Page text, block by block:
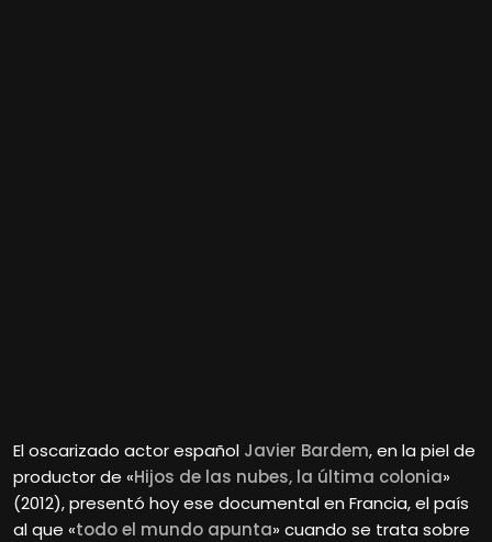
El oscarizado actor español Javier Bardem, en la piel de
productor de «Hijos de las nubes, la última colonia»
(2012), presentó hoy ese documental en Francia, el país
al que «todo el mundo apunta» cuando se trata sobre